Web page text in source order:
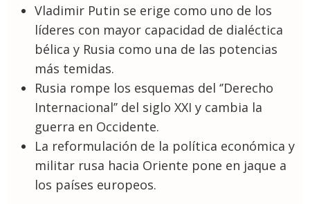
Vladimir Putin se erige como uno de los
líderes con mayor capacidad de dialéctica
bélica y Rusia como una de las potencias
más temidas.
Rusia rompe los esquemas del ‘’Derecho
Internacional’’ del siglo XXI y cambia la
guerra en Occidente.
La reformulación de la política económica y
militar rusa hacia Oriente pone en jaque a
los países europeos.